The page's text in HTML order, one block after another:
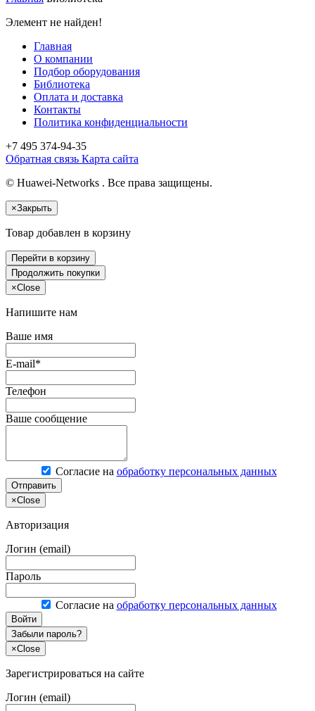
Элемент не найден!
Главная
О компании
Подбор оборудования
Библиотека
Оплата и доставка
Контакты
Политика конфиденциальности
+7 495 374-94-35
Обратная связь Карта сайта
© Huawei-Networks . Все права защищены.
×Закрыть
Товар добавлен в корзину
Перейти в корзину
Продолжить покупки
×Close
Напишите нам
Ваше имя
E-mail*
Телефон
Ваше сообщение
Согласие на обработку персональных данных
Отправить
×Close
Авторизация
Логин (email)
Пароль
Согласие на обработку персональных данных
Войти
Забыли пароль?
×Close
Зарегистрироваться на сайте
Логин (email)